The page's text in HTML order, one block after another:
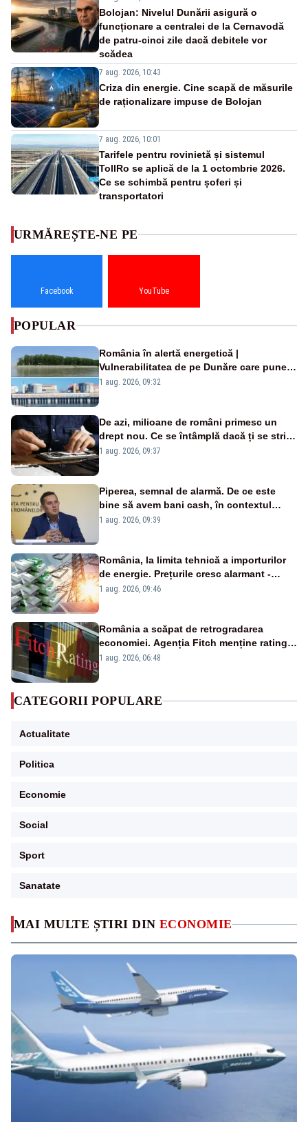
Bolojan: Nivelul Dunării asigură o
funcționare a centralei de la Cernavodă
de patru-cinci zile dacă debitele vor
scădea
7 aug. 2026, 10:43
Criza din energie. Cine scapă de măsurile
de raționalizare impuse de Bolojan
7 aug. 2026, 10:01
Tarifele pentru rovinietă și sistemul
TollRo se aplică de la 1 octombrie 2026.
Ce se schimbă pentru șoferi și
transportatori
MAI MULTE ȘTIRI DIN ECONOMIE
URMĂREȘTE-NE PE
Facebook YouTube
POPULAR
România în alertă energetică |
Vulnerabilitatea de pe Dunăre care pune
în pericol Centrala Cernavodă era
1 aug. 2026, 09:32
De azi, milioane de români primesc un
drept nou. Ce se întâmplă dacă ți se strică
un produs
1 aug. 2026, 09:37
Piperea, semnal de alarmă. De ce este
bine să avem bani cash, în contextul
alertei energetice?
1 aug. 2026, 09:39
România, la limita tehnică a importurilor
de energie. Prețurile cresc alarmant -
Analiză Realitatea Plus
1 aug. 2026, 09:46
România a scăpat de retrogradarea
economiei. Agenția Fitch menține ratingul
„BBB-” cu perspectivă negativă
1 aug. 2026, 06:48
CATEGORII POPULARE
Actualitate
Politica
Economie
Social
Sport
Sanatate